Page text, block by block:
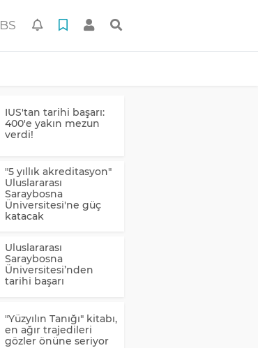
BS
IUS'tan tarihi başarı:
400'e yakın mezun
verdi!
"5 yıllık akreditasyon"
Uluslararası
Saraybosna
Üniversitesi'ne güç
katacak
Uluslararası
Saraybosna
Üniversitesi’nden
tarihi başarı
"Yüzyılın Tanığı" kitabı,
en ağır trajedileri
gözler önüne seriyor